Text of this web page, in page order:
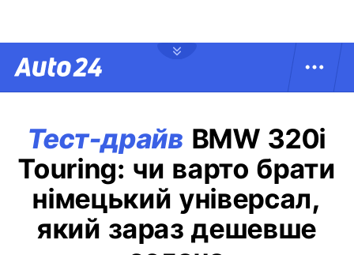
Тест-драйв BMW 320i
Touring: чи варто брати
німецький універсал,
який зараз дешевше